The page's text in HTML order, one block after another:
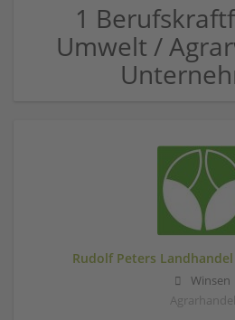
1
Umwelt /
Rudolf Peters Landhandel
Winsen
Agrarhandel